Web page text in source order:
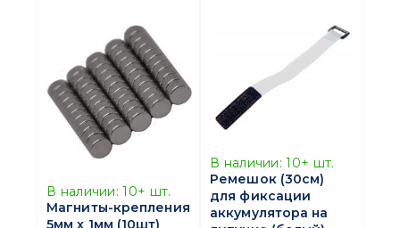
В наличии: 10+ шт.
Магниты-крепления
5мм х 1мм (10шт)
В наличии: 10+ шт.
Ремешок (30см)
для фиксации
аккумулятора на